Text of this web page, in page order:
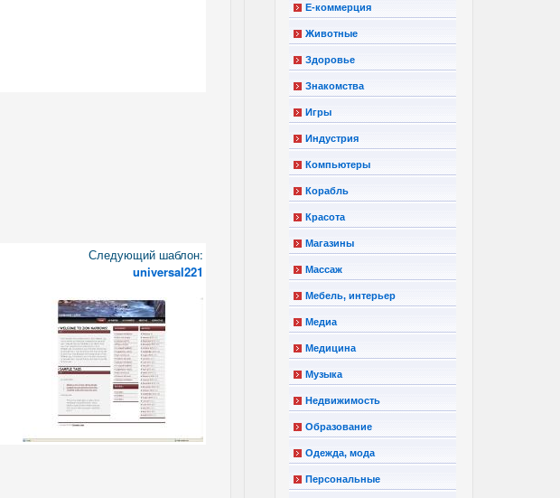
Следующий шаблон:
universal221
Е-коммерция
Животные
Здоровье
Знакомства
Игры
Индустрия
Компьютеры
Корабль
Красота
Магазины
Массаж
Мебель, интерьер
Медиа
Медицина
Музыка
Недвижимость
Образование
Одежда, мода
Персональные